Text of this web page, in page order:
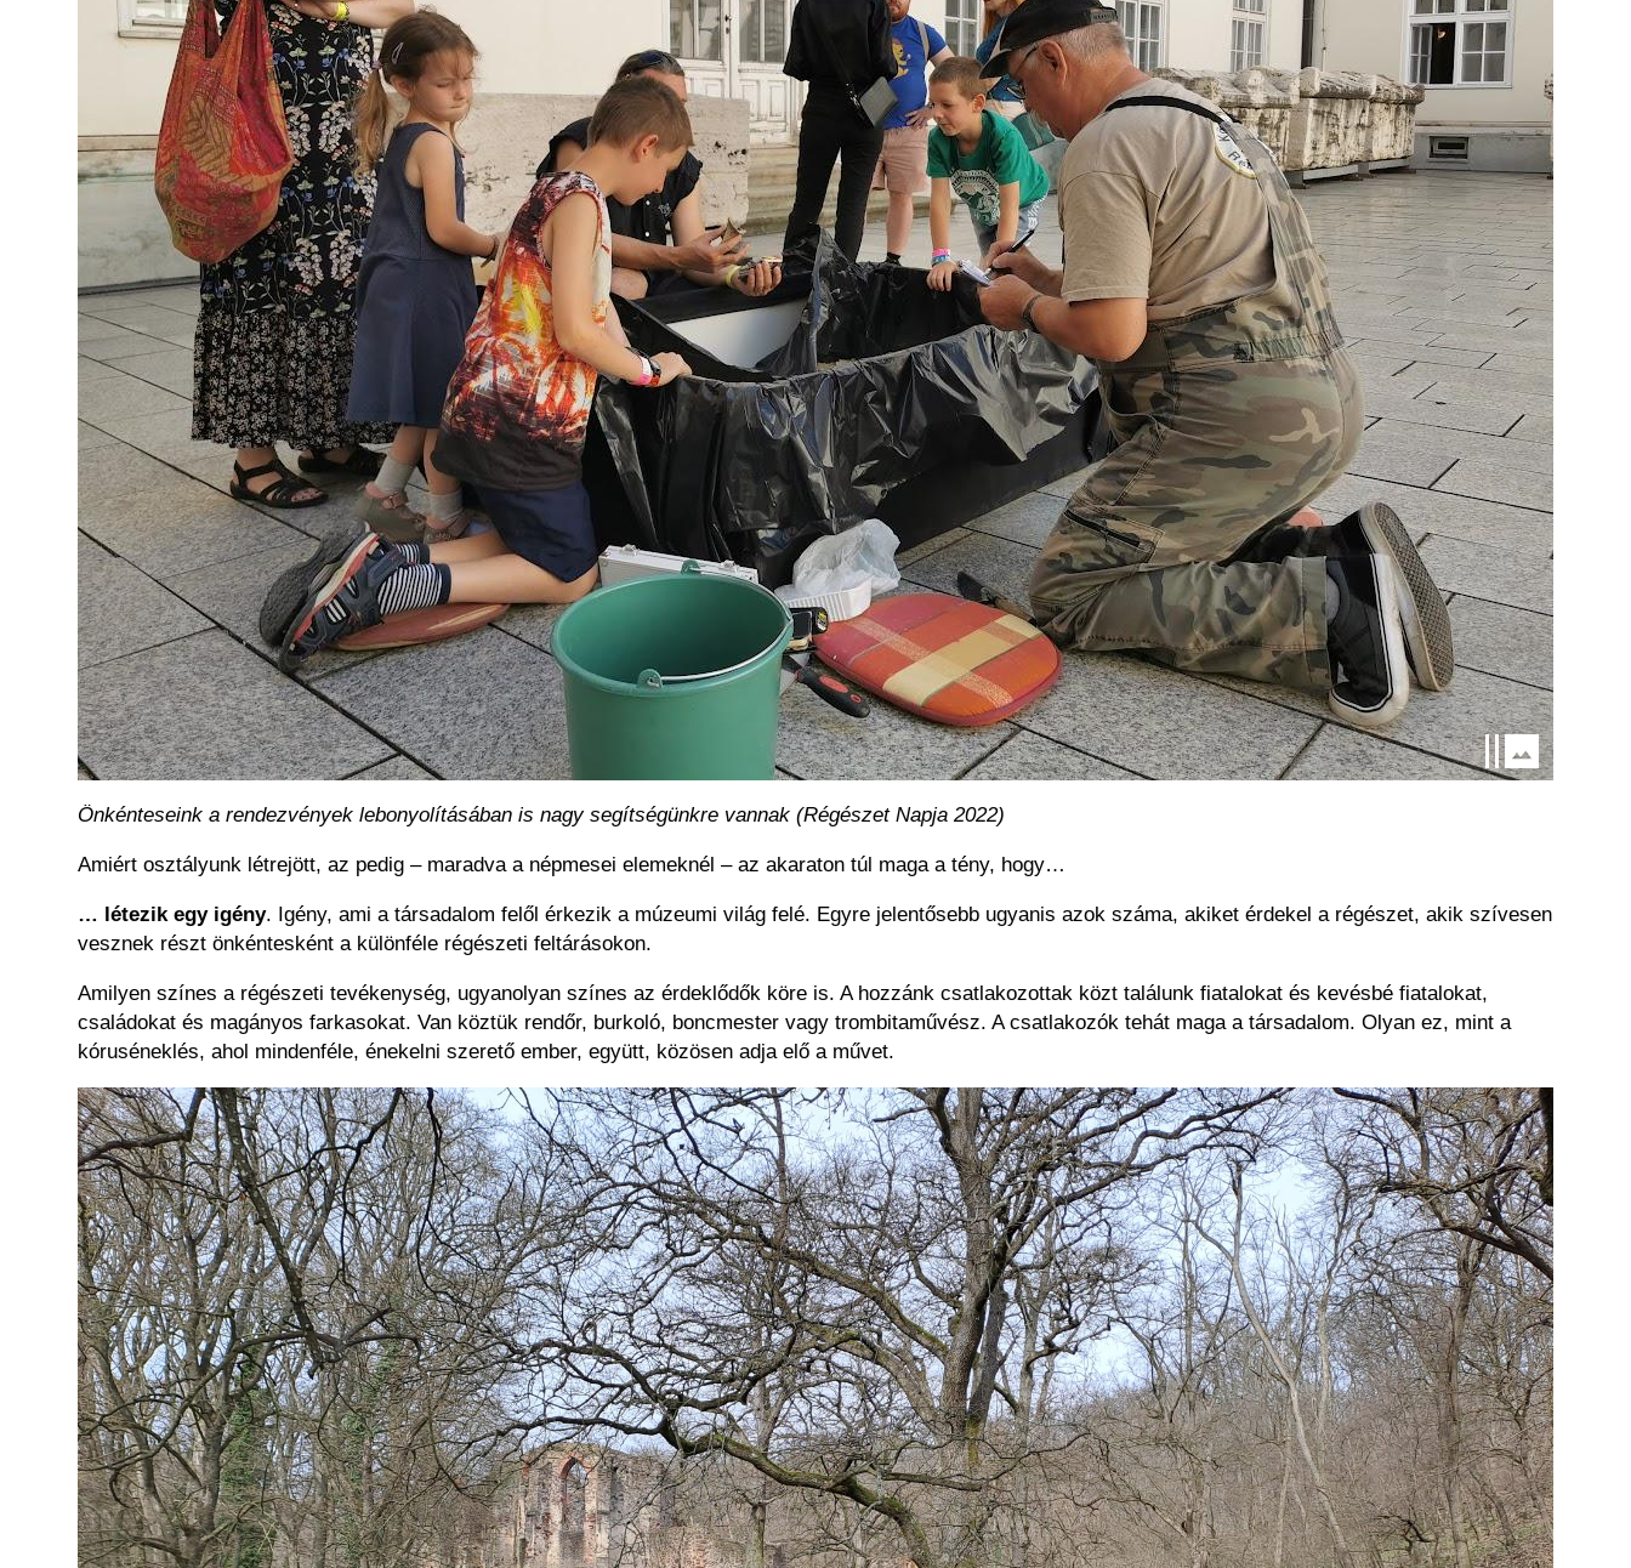
Önkénteseink a rendezvények lebonyolításában is nagy segítségünkre vannak (Régészet Napja 2022)
Amiért osztályunk létrejött, az pedig – maradva a népmesei elemeknél – az akaraton túl maga a tény, hogy…
… létezik egy igény. Igény, ami a társadalom felől érkezik a múzeumi világ felé. Egyre jelentősebb ugyanis azok száma, akiket érdekel a régészet, akik szívesen
vesznek részt önkéntesként a különféle régészeti feltárásokon.
Amilyen színes a régészeti tevékenység, ugyanolyan színes az érdeklődők köre is. A hozzánk csatlakozottak közt találunk fiatalokat és kevésbé fiatalokat,
családokat és magányos farkasokat. Van köztük rendőr, burkoló, boncmester vagy trombitaművész. A csatlakozók tehát maga a társadalom. Olyan ez, mint a
kóruséneklés, ahol mindenféle, énekelni szerető ember, együtt, közösen adja elő a művet.
Kép